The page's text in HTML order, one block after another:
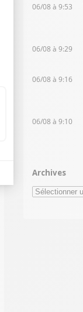
06/08 à 9:53
06/08 à 9:29
06/08 à 9:16
06/08 à 9:10
Archives
Archives